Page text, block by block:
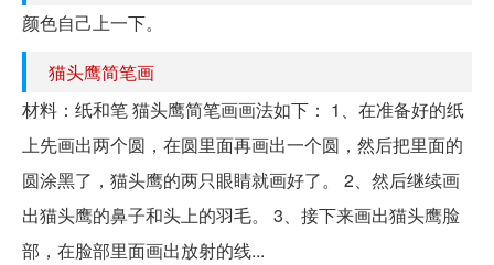
颜色自己上一下。
猫头鹰简笔画
材料：纸和笔 猫头鹰简笔画画法如下： 1、在准备好的纸
上先画出两个圆，在圆里面再画出一个圆，然后把里面的
圆涂黑了，猫头鹰的两只眼睛就画好了。 2、然后继续画
出猫头鹰的鼻子和头上的羽毛。 3、接下来画出猫头鹰脸
部，在脸部里面画出放射的线...